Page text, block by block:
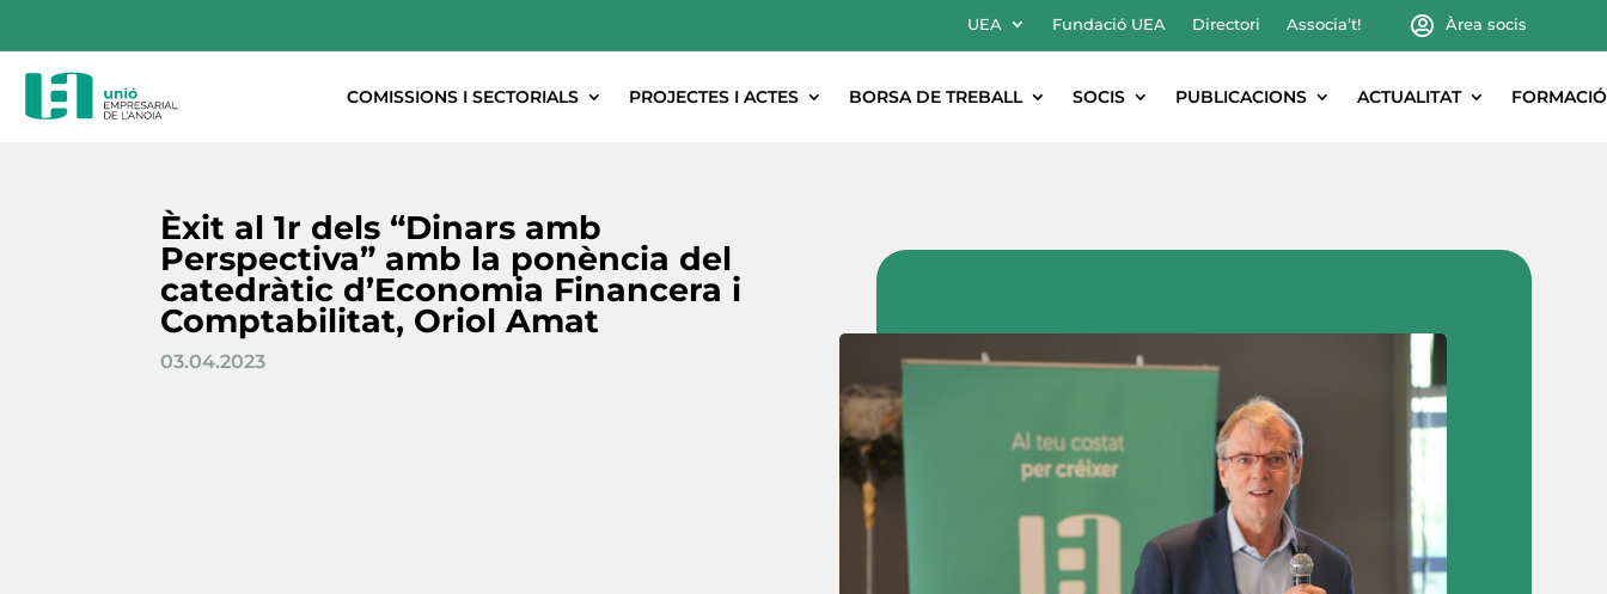
UEA Fundació UEA Directori Associa’t! Àrea socis
COMISSIONS I SECTORIALS PROJECTES I ACTES BORSA DE TREBALL SOCIS PUBLICACIONS ACTUALITAT FORMACIÓ
Èxit al 1r dels “Dinars amb
Perspectiva” amb la ponència del
catedràtic d’Economia Financera i
Comptabilitat, Oriol Amat
03.04.2023